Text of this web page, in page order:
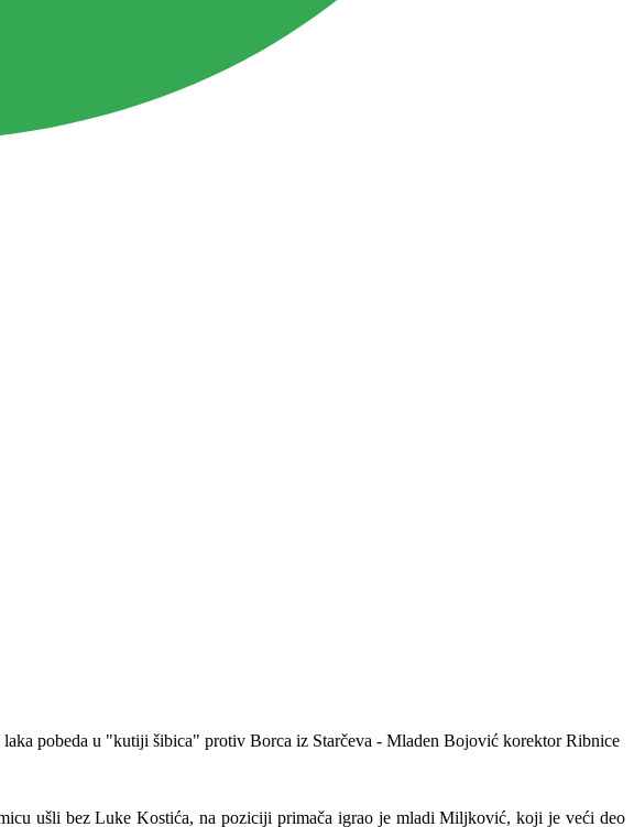
laka pobeda u "kutiji šibica" protiv Borca iz Starčeva - Mladen Bojović korektor Ribnice
ušli bez Luke Kostića, na poziciji primača igrao je mladi Miljković, koji je veći deo